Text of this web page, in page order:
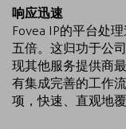
响应迅速
Fovea IP的平台处
五倍。这归功于公
现其他服务提供商
有集成完善的工作
项，快速、直观地